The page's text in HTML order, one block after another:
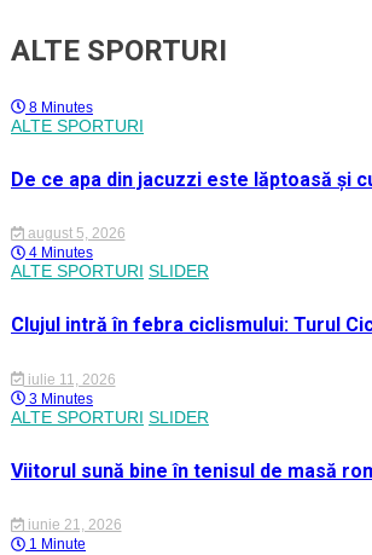
ALTE SPORTURI
8 Minutes
ALTE SPORTURI
De ce apa din jacuzzi este lăptoasă și
august 5, 2026
4 Minutes
ALTE SPORTURI SLIDER
Clujul intră în febra ciclismului: Turul
iulie 11, 2026
3 Minutes
ALTE SPORTURI SLIDER
Viitorul sună bine în tenisul de masă
iunie 21, 2026
1 Minute